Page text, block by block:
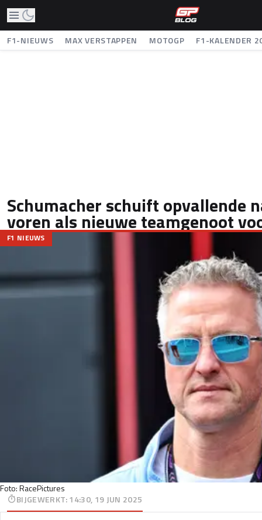
F1-NIEUWS MAX VERSTAPPEN MOTOGP F1-KALENDER
Schumacher schuift opvallende
voren als nieuwe teamgenoot
Foto: RacePictures
F1 NIEUWS
BIJGEWERKT:14:30, 19 JUN 2025